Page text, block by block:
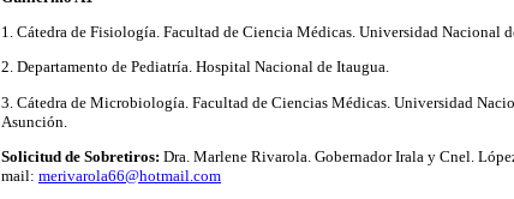
1. Cátedra de Fisiología. Facultad de Ciencia Médicas. Universidad Nacional
2. Departamento de Pediatría. Hospital Nacional de Itaugua.
3. Cátedra de Microbiología. Facultad de Ciencias Médicas. Universidad
Asunción.
Solicitud de Sobretiros: Dra. Marlene Rivarola. Gobernador Irala y Cnel.
mail: merivarola66@hotmail.com